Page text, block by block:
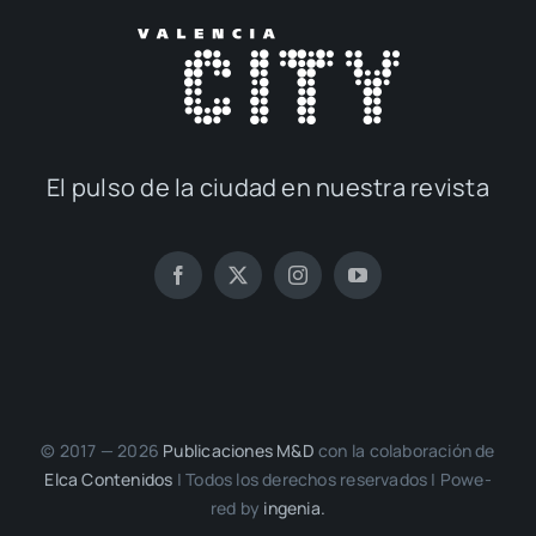
El pul­so de la ciu­dad en nues­tra revis­ta
© 2017 — 2026 Publi­ca­cio­nes M&D con la cola­bo­ra­ción de
Elca Con­te­ni­dos | Todos los dere­chos reser­va­dos | Powe­
red by inge­nia.